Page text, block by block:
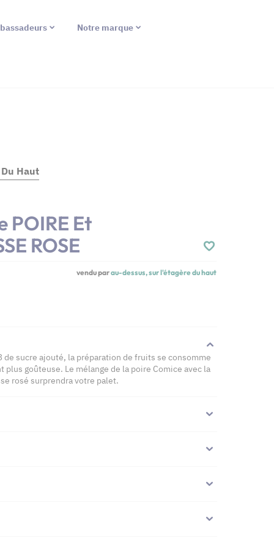
Notre marque
Haut
POIRE Et
ROSE
vendu parau-dessus, sur l'étagère du haut
sucre ajouté, la préparation de fruits se consomme
goûteuse. Le mélange de la poire Comice avec la
rosé surprendra votre palet.